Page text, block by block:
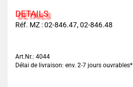
DETAILS
Réf. MZ : 02-846.47, 02-846.48
Art.Nr.: 4044
Délai de livraison: env. 2-7 jours ouvrables*